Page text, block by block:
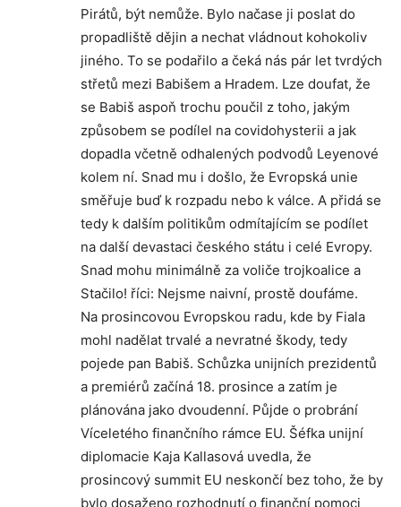
Pirátů, být nemůže. Bylo načase ji poslat do
propadliště dějin a nechat vládnout kohokoliv
jiného. To se podařilo a čeká nás pár let tvrdých
střetů mezi Babišem a Hradem. Lze doufat, že
se Babiš aspoň trochu poučil z toho, jakým
způsobem se podílel na covidohysterii a jak
dopadla včetně odhalených podvodů Leyenové
kolem ní. Snad mu i došlo, že Evropská unie
směřuje buď k rozpadu nebo k válce. A přidá se
tedy k dalším politikům odmítajícím se podílet
na další devastaci českého státu i celé Evropy.
Snad mohu minimálně za voliče trojkoalice a
Stačilo! říci: Nejsme naivní, prostě doufáme.
Na prosincovou Evropskou radu, kde by Fiala
mohl nadělat trvalé a nevratné škody, tedy
pojede pan Babiš. Schůzka unijních prezidentů
a premiérů začíná 18. prosince a zatím je
plánována jako dvoudenní. Půjde o probrání
Víceletého finančního rámce EU. Šéfka unijní
diplomacie Kaja Kallasová uvedla, že
prosincový summit EU neskončí bez toho, že by
bylo dosaženo rozhodnutí o finanční pomoci